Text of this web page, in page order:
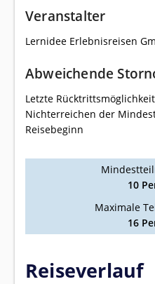
Veranstalter
Lernidee Erlebnisreisen
Abweichende
Letzte
Nichterreichen der
Reisebeginn
10
Maximale
16
Reiseverlauf